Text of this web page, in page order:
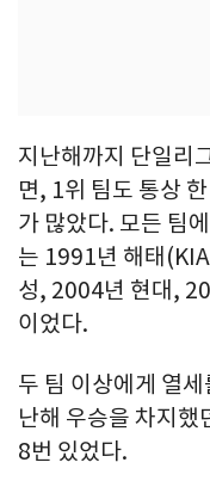
지난해까지 단일리
면, 1위 팀도 통상
가 많았다. 모든 팀
는 1991년 해태
성, 2004년 현대,
이었다.
두 팀 이상에게 열
난해 우승을 차지했
8번 있었다.